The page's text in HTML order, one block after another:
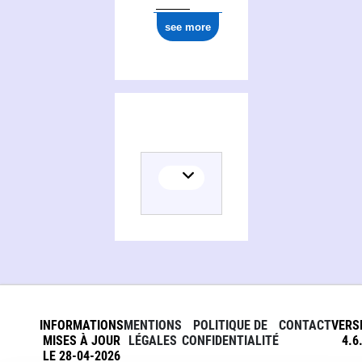
see more
INFORMATIONS
MISES À JOUR
LE 28-04-2026
MENTIONS
LÉGALES
POLITIQUE DE
CONFIDENTIALITÉ
CONTACT